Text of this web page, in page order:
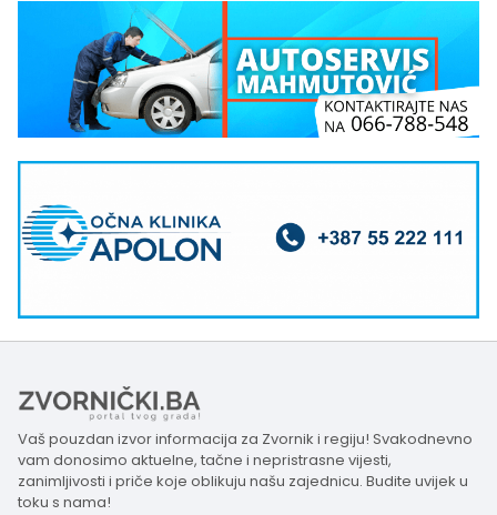
Vaš pouzdan izvor informacija za Zvornik i regiju! Svakodnevno
vam donosimo aktuelne, tačne i nepristrasne vijesti,
zanimljivosti i priče koje oblikuju našu zajednicu. Budite uvijek u
toku s nama!